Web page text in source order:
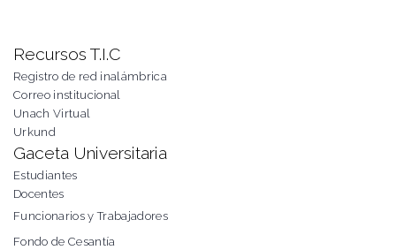
Recursos T.I.C
Registro de red inalámbrica
Correo institucional
Unach Virtual
Urkund
Gaceta Universitaria
Estudiantes
Docentes
Funcionarios y Trabajadores
Fondo de Cesantía